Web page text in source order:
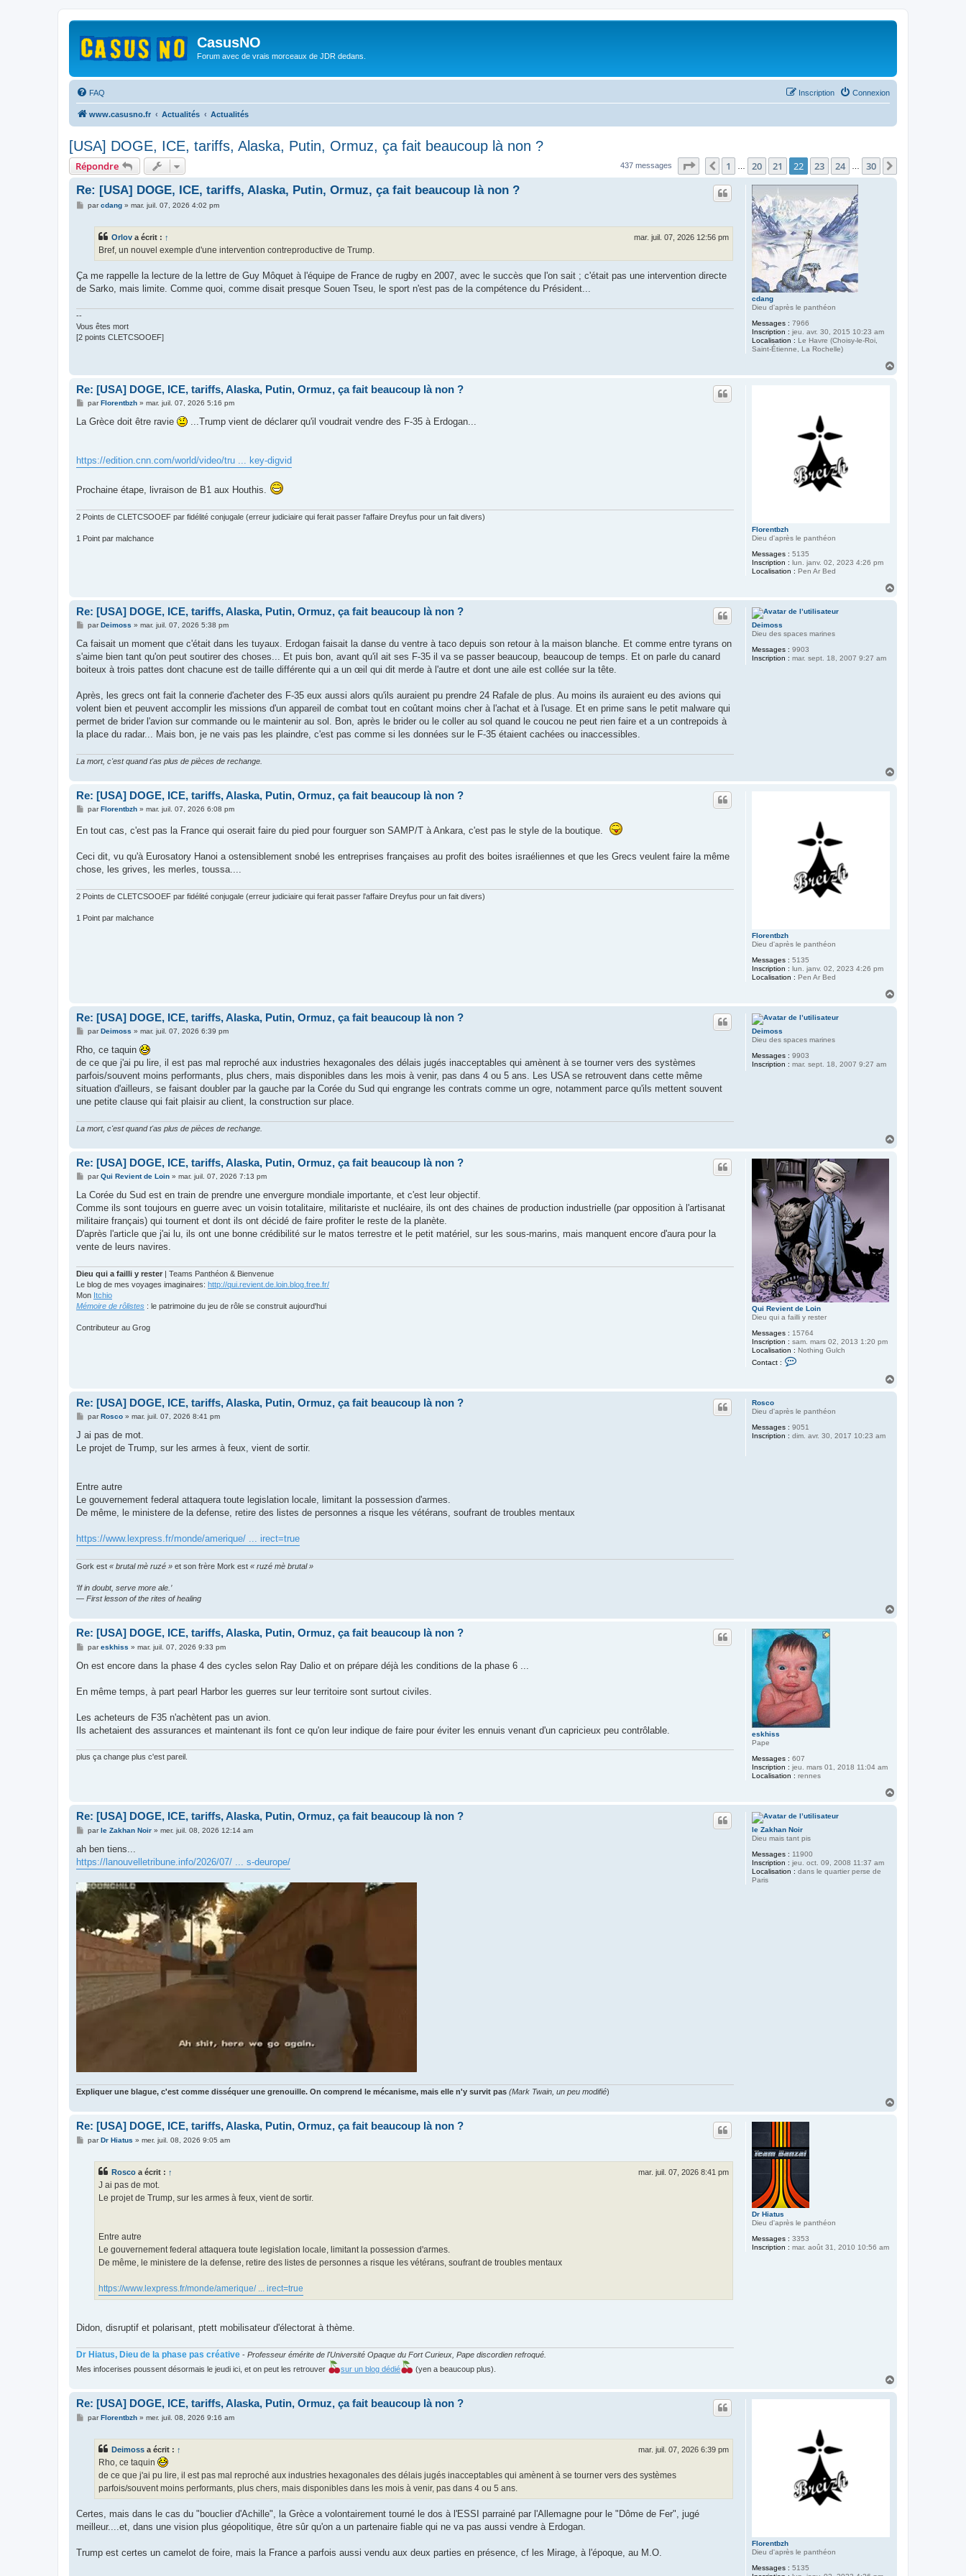
CasusNO
Forum avec de vrais morceaux de JDR dedans.
FAQ Connexion
Inscription
www.casusno.fr Actualités Actualités
[USA] DOGE, ICE, tariffs, Alaska, Putin, Ormuz, ça fait beaucoup là non ?
Répondre 437 messages Page 22 30
Précédent
1 20 21 22 23 24 30
cdang
Dieu d'après le panthéon
Messages : 7966
Inscription : jeu. avr. 30, 2015 10:23 am
Localisation : Le Havre (Choisy-le-Roi,
Saint-Étienne, La Rochelle)
Re: [USA] DOGE, ICE, tariffs, Alaska, Putin, Ormuz, ça fait beaucoup là non ?
Mparcdang» mar. juil. 07, 2026 4:02 pm
Orlov a écrit : ↑ mar. juil. 07, 2026 12:56 pm
Bref, un nouvel exemple d'une intervention contreproductive de Trump.
Ça me rappelle la lecture de la lettre de Guy Môquet à l'équipe de France de rugby en 2007, avec le succès que l'on sait ; c'était pas une intervention directe
de Sarko, mais limite. Comme quoi, comme disait presque Souen Tseu, le sport n'est pas de la compétence du Président...
--
Vous êtes mort
[2 points CLETCSOOEF]
Florentbzh
Dieu d'après le panthéon
Messages : 5135
Inscription : lun. janv. 02, 2023 4:26 pm
Localisation : Pen Ar Bed
Re: [USA] DOGE, ICE, tariffs, Alaska, Putin, Ormuz, ça fait beaucoup là non ?
M
s
parFlorentbzh» mar. juil. 07, 2026 5:16 pm
La Grèce doit être ravie ...Trump vient de déclarer qu'il voudrait vendre des F-35 à Erdogan...
https://edition.cnn.com/world/video/tru ... key-digvid
Prochaine étape, livraison de B1 aux Houthis.
2 Points de CLETCSOOEF par fidélité conjugale (erreur judiciaire qui ferait passer l'affaire Dreyfus pour un fait divers)
1 Point par malchance
Deimoss
Dieu des spaces marines
Messages : 9903
Inscription : mar. sept. 18, 2007 9:27 am
Re: [USA] DOGE, ICE, tariffs, Alaska, Putin, Ormuz, ça fait beaucoup là non ?
M
s
a
g
parDeimoss » mar. juil. 07, 2026 5:38 pm
Ca faisait un moment que c'était dans les tuyaux. Erdogan faisait la danse du ventre à taco depuis son retour à la maison blanche. Et comme entre tyrans on
s'aime bien tant qu'on peut soutirer des choses... Et puis bon, avant qu'il ait ses F-35 il va se passer beaucoup, beaucoup de temps. Et on parle du canard
boiteux à trois pattes dont chacune est de taille différente qui a un œil qui dit merde à l'autre et dont une aile est collée sur la tête.
Après, les grecs ont fait la connerie d'acheter des F-35 eux aussi alors qu'ils auraient pu prendre 24 Rafale de plus. Au moins ils auraient eu des avions qui
volent bien et peuvent accomplir les missions d'un appareil de combat tout en coûtant moins cher à l'achat et à l'usage. Et en prime sans le petit malware qui
permet de brider l'avion sur commande ou le maintenir au sol. Bon, après le brider ou le coller au sol quand le coucou ne peut rien faire et a un contrepoids à
la place du radar... Mais bon, je ne vais pas les plaindre, c'est pas comme si les données sur le F-35 étaient cachées ou inaccessibles.
La mort, c'est quand t'as plus de pièces de rechange.
Florentbzh
Dieu d'après le panthéon
Messages : 5135
Inscription : lun. janv. 02, 2023 4:26 pm
Localisation : Pen Ar Bed
Re: [USA] DOGE, ICE, tariffs, Alaska, Putin, Ormuz, ça fait beaucoup là non ?
M
s
e
parFlorentbzh» mar. juil. 07, 2026 6:08 pm
En tout cas, c'est pas la France qui oserait faire du pied pour fourguer son SAMP/T à Ankara, c'est pas le style de la boutique.
Ceci dit, vu qu'à Eurosatory Hanoi a ostensiblement snobé les entreprises françaises au profit des boites israéliennes et que les Grecs veulent faire la même
chose, les grives, les merles, toussa....
2 Points de CLETCSOOEF par fidélité conjugale (erreur judiciaire qui ferait passer l'affaire Dreyfus pour un fait divers)
1 Point par malchance
Deimoss
Dieu des spaces marines
Messages : 9903
Inscription : mar. sept. 18, 2007 9:27 am
Re: [USA] DOGE, ICE, tariffs, Alaska, Putin, Ormuz, ça fait beaucoup là non ?
M
s
a
g
parDeimoss » mar. juil. 07, 2026 6:39 pm
Rho, ce taquin
de ce que j'ai pu lire, il est pas mal reproché aux industries hexagonales des délais jugés inacceptables qui amènent à se tourner vers des systèmes
parfois/souvent moins performants, plus chers, mais disponibles dans les mois à venir, pas dans 4 ou 5 ans. Les USA se retrouvent dans cette même
situation d'ailleurs, se faisant doubler par la gauche par la Corée du Sud qui engrange les contrats comme un ogre, notamment parce qu'ils mettent souvent
une petite clause qui fait plaisir au client, la construction sur place.
La mort, c'est quand t'as plus de pièces de rechange.
Qui Revient de Loin
Dieu qui a failli y rester
Messages : 15764
Inscription : sam. mars 02, 2013 1:20 pm
Localisation : Nothing Gulch
Contact :
a
t
r
Q
Re: [USA] DOGE, ICE, tariffs, Alaska, Putin, Ormuz, ça fait beaucoup là non ?
M
s
a
g
parQui Revient de Loin» mar. juil. 07, 2026 7:13 pm
La Corée du Sud est en train de prendre une envergure mondiale importante, et c'est leur objectif.
Comme ils sont toujours en guerre avec un voisin totalitaire, militariste et nucléaire, ils ont des chaines de production industrielle (par opposition à l'artisanat
militaire français) qui tournent et dont ils ont décidé de faire profiter le reste de la planète.
D'après l'article que j'ai lu, ils ont une bonne crédibilité sur le matos terrestre et le petit matériel, sur les sous-marins, mais manquent encore d'aura pour la
vente de leurs navires.
Dieu qui a failli y rester | Teams Panthéon & Bienvenue
Le blog de mes voyages imaginaires: http://qui.revient.de.loin.blog.free.fr/
Mon Itchio
Mémoire de rôlistes : le patrimoine du jeu de rôle se construit aujourd'hui
Contributeur au Grog
Rosco
Dieu d'après le panthéon
Messages : 9051
Inscription : dim. avr. 30, 2017 10:23 am
Re: [USA] DOGE, ICE, tariffs, Alaska, Putin, Ormuz, ça fait beaucoup là non ?
M
s
a
par Rosco» mar. juil. 07, 2026 8:41 pm
J ai pas de mot.
Le projet de Trump, sur les armes à feux, vient de sortir.
Entre autre
Le gouvernement federal attaquera toute legislation locale, limitant la possession d'armes.
De même, le ministere de la defense, retire des listes de personnes a risque les vétérans, soufrant de troubles mentaux
https://www.lexpress.fr/monde/amerique/ ... irect=true
Gork est « brutal mè ruzé » et son frère Mork est « ruzé mè brutal »
‘If in doubt, serve more ale.’
— First lesson of the rites of healing
eskhiss
Pape
Messages : 607
Inscription : jeu. mars 01, 2018 11:04 am
Localisation : rennes
Re: [USA] DOGE, ICE, tariffs, Alaska, Putin, Ormuz, ça fait beaucoup là non ?
M
s
g
pareskhiss » mar. juil. 07, 2026 9:33 pm
On est encore dans la phase 4 des cycles selon Ray Dalio et on prépare déjà les conditions de la phase 6 ...
En même temps, à part pearl Harbor les guerres sur leur territoire sont surtout civiles.
Les acheteurs de F35 n'achètent pas un avion.
Ils achetaient des assurances et maintenant ils font ce qu'on leur indique de faire pour éviter les ennuis venant d'un capricieux peu contrôlable.
plus ça change plus c'est pareil.
le Zakhan Noir
Dieu mais tant pis
Messages : 11900
Inscription : jeu. oct. 09, 2008 11:37 am
Localisation : dans le quartier perse de
Paris
Re: [USA] DOGE, ICE, tariffs, Alaska, Putin, Ormuz, ça fait beaucoup là non ?
M
s
a
e
parle Zakhan Noir» mer. juil. 08, 2026 12:14 am
ah ben tiens...
https://lanouvelletribune.info/2026/07/ ... s-deurope/
Expliquer une blague, c'est comme disséquer une grenouille. On comprend le mécanisme, mais elle n'y survit pas (Mark Twain, un peu modifié)
Dr Hiatus
Dieu d'après le panthéon
Messages : 3353
Inscription : mar. août 31, 2010 10:56 am
Re: [USA] DOGE, ICE, tariffs, Alaska, Putin, Ormuz, ça fait beaucoup là non ?
MparDr Hiatus » mer. juil. 08, 2026 9:05 am
Rosco a écrit : ↑ mar. juil. 07, 2026 8:41 pm
J ai pas de mot.
Le projet de Trump, sur les armes à feux, vient de sortir.
Entre autre
Le gouvernement federal attaquera toute legislation locale, limitant la possession d'armes.
De même, le ministere de la defense, retire des listes de personnes a risque les vétérans, soufrant de troubles mentaux
https://www.lexpress.fr/monde/amerique/ ... irect=true
Didon, disruptif et polarisant, ptett mobilisateur d'électorat à thème.
Dr Hiatus, Dieu de la phase pas créative - Professeur émérite de l'Université Opaque du Fort Curieux, Pape discordien refroqué.
Mes infocerises poussent désormais le jeudi ici, et on peut les retrouver
sur un blog dédié (yen a beaucoup plus).
Florentbzh
Dieu d'après le panthéon
Messages : 5135
Re: [USA] DOGE, ICE, tariffs, Alaska, Putin, Ormuz, ça fait beaucoup là non ?
MparFlorentbzh» mer. juil. 08, 2026 9:16 am
Deimoss a écrit : ↑ mar. juil. 07, 2026 6:39 pm
Rho, ce taquin
de ce que j'ai pu lire, il est pas mal reproché aux industries hexagonales des délais jugés inacceptables qui amènent à se tourner vers des systèmes
parfois/souvent moins performants, plus chers, mais disponibles dans les mois à venir, pas dans 4 ou 5 ans.
Certes, mais dans le cas du "bouclier d'Achille", la Grèce a volontairement tourné le dos à l'ESSI parrainé par l'Allemagne pour le "Dôme de Fer", jugé
meilleur....et, dans une vision plus géopolitique, être sûr qu'on a un partenaire fiable qui ne va pas aussi vendre à Erdogan.
Trump est certes un camelot de foire, mais la France a parfois aussi vendu aux deux parties en présence, cf les Mirage, à l'époque, au M.O.